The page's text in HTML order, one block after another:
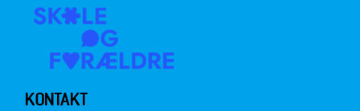
KONTAKT